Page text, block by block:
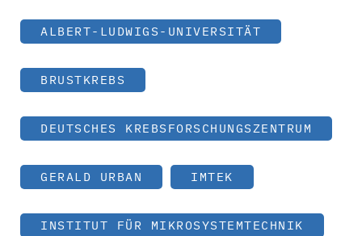
ALBERT-LUDWIGS-UNIVERSITÄT
BRUSTKREBS
DEUTSCHES KREBSFORSCHUNGSZENTRUM
GERALD URBAN IMTEK
INSTITUT FÜR MIKROSYSTEMTECHNIK